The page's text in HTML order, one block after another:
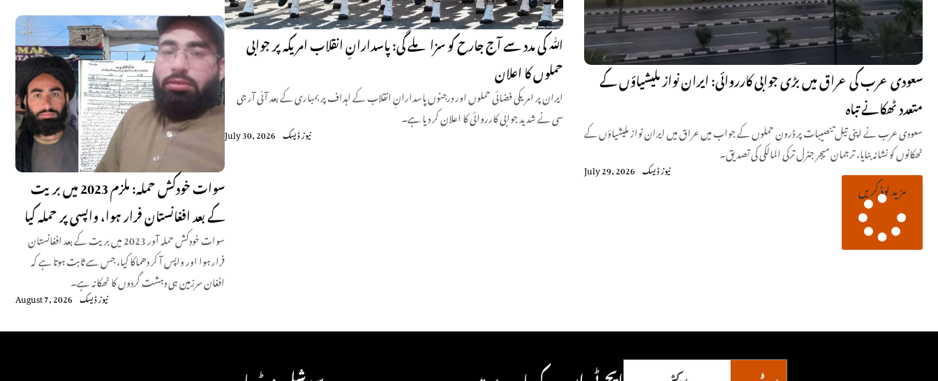
سوات خودکش حملہ: ملزم 2023 میں بریت
کے بعد افغانستان فرار ہوا، واپسی پر حملہ کیا
سوات خودکش حملہ آور 2023 میں بریت کے بعد افغانستان
فرار ہوا اور واپس آ کر دھماکا کیا، جس سے ثابت ہوتا ہے کہ
افغان سرزمین ہی دہشت گردوں کا ٹھکانہ ہے۔
August 7, 2026 نیوز ڈیسک
اللّٰہ کی مدد سے آج جارح کو سزا ملے گی: پاسدارانِ انقلاب امریکہ پر جوابی
حملوں کا اعلان
ایران پر امریکی فضائی حملوں اور درجنوں پاسدارانِ انقلاب کے اہداف پر بمباری کے بعد آئی آر جی
سی نے شدید جوابی کارروائی کا اعلان کر دیا ہے۔
July 30, 2026 نیوز ڈیسک
سعودی عرب کی عراق میں بڑی جوابی کارروائی: ایران نواز ملیشیاؤں کے
متعدد ٹھکانے تباہ
سعودی عرب نے اپنی تیل تنصیبات پر ڈرون حملوں کے جواب میں عراق میں ایران نواز ملیشیاؤں کے
ٹھکانوں کو نشانہ بنایا، ترجمان میجر جنرل ترکی المالکی کی تصدیق۔
July 29, 2026 نیوز ڈیسک
مزید لوڈ کریں